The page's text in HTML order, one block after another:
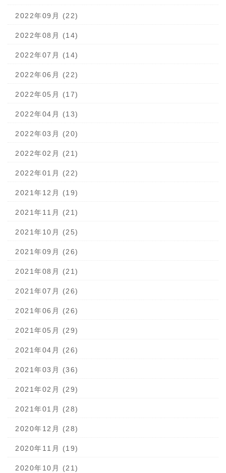
2022年09月 (22)
2022年08月 (14)
2022年07月 (14)
2022年06月 (22)
2022年05月 (17)
2022年04月 (13)
2022年03月 (20)
2022年02月 (21)
2022年01月 (22)
2021年12月 (19)
2021年11月 (21)
2021年10月 (25)
2021年09月 (26)
2021年08月 (21)
2021年07月 (26)
2021年06月 (26)
2021年05月 (29)
2021年04月 (26)
2021年03月 (36)
2021年02月 (29)
2021年01月 (28)
2020年12月 (28)
2020年11月 (19)
2020年10月 (21)